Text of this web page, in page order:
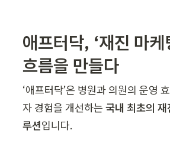
애프터닥, ‘재진 마케
흐름을 만들다
‘애프터닥’은 병원과 의원의 운영
자 경험을 개선하는 국내 최초의
루션입니다.